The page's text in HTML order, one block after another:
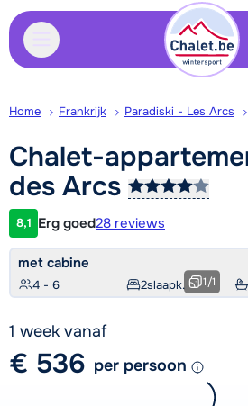
Home Frankrijk Paradiski - Les Arcs
Chalet-
des Arcs
Klantwaardering
8,1 Erg goed28 reviews
met cabine
4 - 6 2slaapk. 1/1
1 week vanaf
€ 536 per persoon